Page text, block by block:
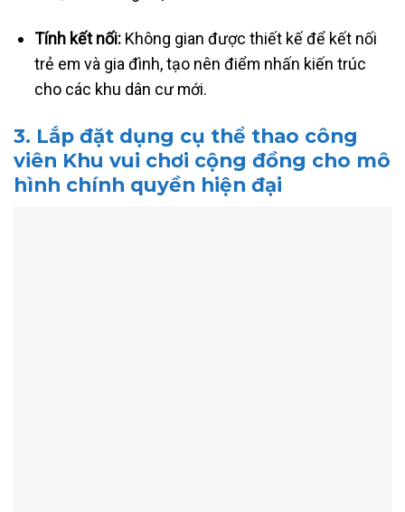
Tính kết nối: Không gian được thiết kế để kết nối
trẻ em và gia đình, tạo nên điểm nhấn kiến trúc
cho các khu dân cư mới.
3. Lắp đặt dụng cụ thể thao công
viên Khu vui chơi cộng đồng cho mô
hình chính quyền hiện đại